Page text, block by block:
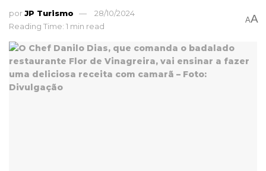
porJP Turismo
28/10/2024
Reading Time: 1 min read
AA